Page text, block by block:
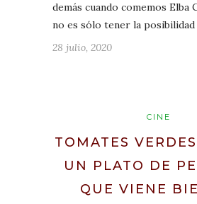
demás cuando comemos Elba
no es sólo tener la
28 julio, 2020
CINE
TOMATES
UN PLATO DE
QUE VIENE